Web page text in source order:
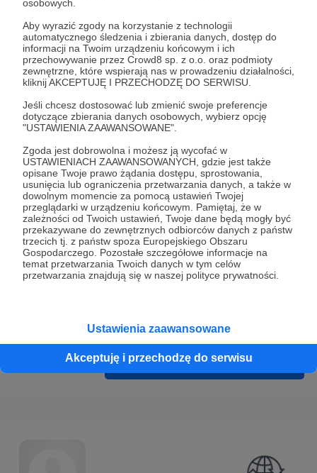
osobowych.
Aby wyrazić zgody na korzystanie z technologii
automatycznego śledzenia i zbierania danych, dostęp do
informacji na Twoim urządzeniu końcowym i ich
przechowywanie przez Crowd8 sp. z o.o. oraz podmioty
zewnętrzne, które wspierają nas w prowadzeniu działalności,
kliknij AKCEPTUJĘ I PRZECHODZĘ DO SERWISU.
Jeśli chcesz dostosować lub zmienić swoje preferencje
dotyczące zbierania danych osobowych, wybierz opcję
"USTAWIENIA ZAAWANSOWANE".
Zgoda jest dobrowolna i możesz ją wycofać w
USTAWIENIACH ZAAWANSOWANYCH, gdzie jest także
opisane Twoje prawo żądania dostępu, sprostowania,
usunięcia lub ograniczenia przetwarzania danych, a także w
dowolnym momencie za pomocą ustawień Twojej
przeglądarki w urządzeniu końcowym. Pamiętaj, że w
zależności od Twoich ustawień, Twoje dane będą mogły być
przekazywane do zewnętrznych odbiorców danych z państw
trzecich tj. z państw spoza Europejskiego Obszaru
Gospodarczego. Pozostałe szczegółowe informacje na
temat przetwarzania Twoich danych w tym celów
przetwarzania znajdują się w naszej polityce prywatności.
Ustawienia zaawansowane
Akceptuję i przechodzę do serwisu
* Zapoznałem się i akceptujęRegulaminserwisu oraz
Prywatności.
* Wyrażam zgodę na przetwarzanie moich danych
osobowych podanych w formularzu rejestracyjnym w celu
prawidłowego świadczenia usług serwisu Patronite.
Wyrażam zgodę na otrzymywanie drogą elektroniczną
informacji handlowych - newslettera. Opcja ta może zostać
zmieniona w ustawieniach konta.
Cofnij Zarejestruj się i przejdź dalej